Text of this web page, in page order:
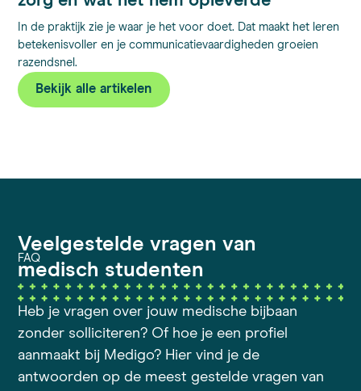
In de praktijk zie je waar je het voor doet. Dat maakt het leren
betekenisvoller en je communicatievaardigheden groeien
razendsnel.
Bekijk alle artikelen
FAQ
Veelgestelde vragen van
medisch studenten
Heb je vragen over jouw medische bijbaan
zonder solliciteren? Of hoe je een profiel
aanmaakt bij Medigo? Hier vind je de
antwoorden op de meest gestelde vragen van